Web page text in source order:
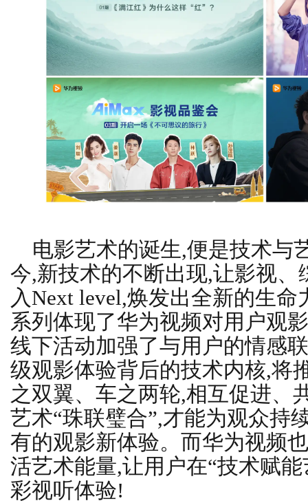
电影艺术的诞生,便是技术与
今,新技术的不断出现,让影视
入Next level,焕发出全新的生
系列体现了华为视频对用户观
线下活动加强了与用户的情感
级观影体验背后的技术内核,将
之双翼、车之两轮,相互促进、
艺术“珠联璧合”,才能为观众持
有的观影新体验。而华为视频
活艺术能量,让用户在“技术赋
彩视听体验!